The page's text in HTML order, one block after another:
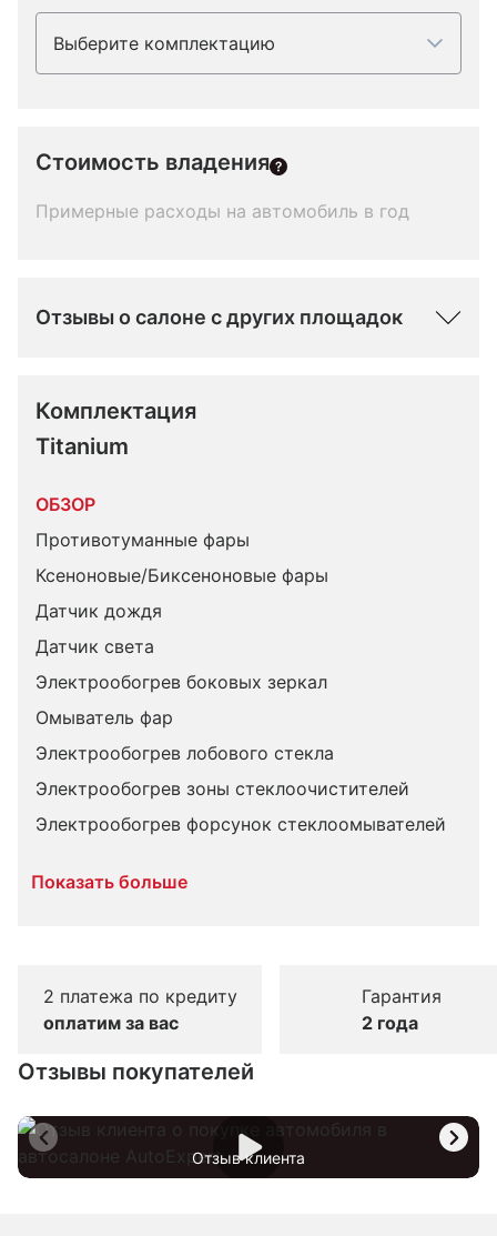
Выберите комплектацию
Стоимость владения
Примерные расходы на автомобиль в год
Отзывы о салоне с других площадок
Комплектация
Titanium
ОБЗОР
Противотуманные фары
Ксеноновые/Биксеноновые фары
Датчик дождя
Датчик света
Электрообогрев боковых зеркал
Омыватель фар
Электрообогрев лобового стекла
Электрообогрев зоны стеклоочистителей
Электрообогрев форсунок стеклоомывателей
Показать больше
2 платежа по кредиту
оплатим за вас
Гарантия
2 года
Отзывы покупателей
Отзыв клиента